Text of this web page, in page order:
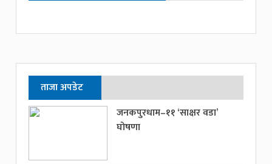
ताजा अपडेट
जनकपुरधाम–११ ‘साक्षर वडा’
घोषणा